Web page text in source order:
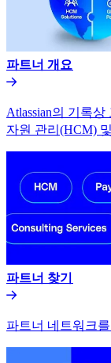
파트너 개요​​
Atlassian의 기록
자원 관리(HCM)
파트너 찾기​​
파트너 네트워크